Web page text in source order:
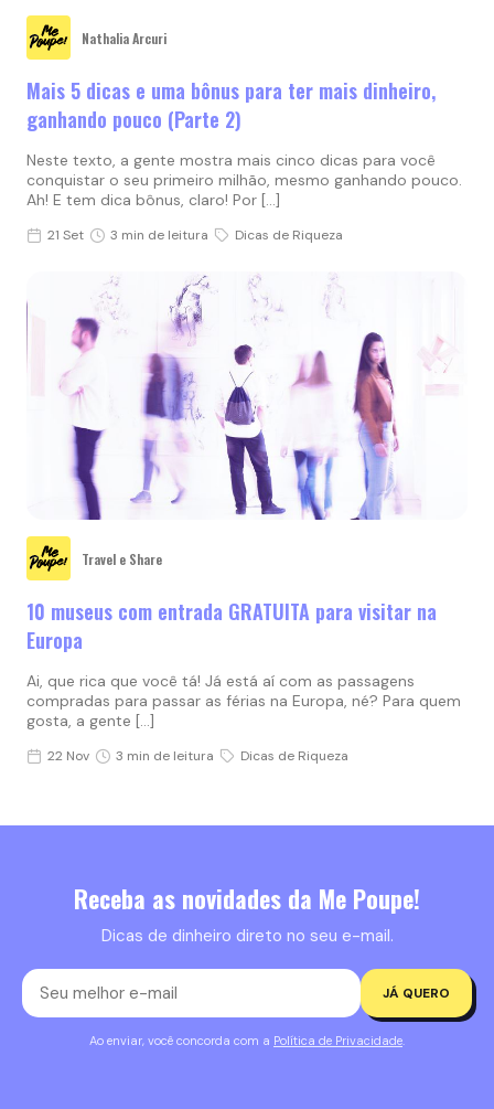
Nathalia Arcuri
Mais 5 dicas e uma bônus para ter mais dinheiro,
ganhando pouco (Parte 2)
Neste texto, a gente mostra mais cinco dicas para você
conquistar o seu primeiro milhão, mesmo ganhando pouco.
Ah! E tem dica bônus, claro! Por […]
21 Set 3 min de leitura Dicas de Riqueza
Travel e Share
10 museus com entrada GRATUITA para visitar na
Europa
Ai, que rica que você tá! Já está aí com as passagens
compradas para passar as férias na Europa, né? Para quem
gosta, a gente […]
22 Nov 3 min de leitura Dicas de Riqueza
Receba as novidades da Me Poupe!
Dicas de dinheiro direto no seu e-mail.
JÁ QUERO
Ao enviar, você concorda com a Política de Privacidade.